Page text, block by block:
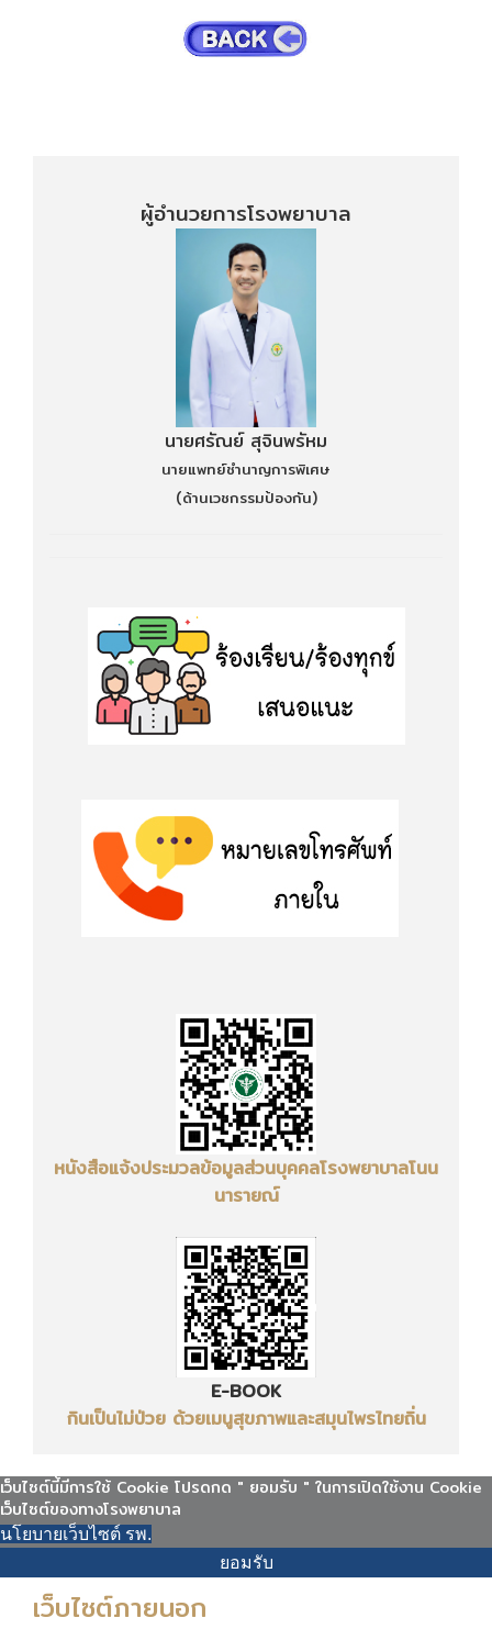
ผู้อำนวยการโรงพยาบาล
นายศรัณย์ สุจินพรัหม
นายแพทย์ชำนาญการพิเศษ
(ด้านเวชกรรมป้องกัน)
หนังสือแจ้งประมวลข้อมูลส่วนบุคคลโรงพยาบาลโนน
นารายณ์
E-BOOK
กินเป็นไม่ป่วย ด้วยเมนูสุขภาพและสมุนไพรไทยถิ่น
เว็บไซต์นี้มีการใช้ Cookie โปรดกด " ยอมรับ " ในการเปิดใช้งาน Cookie
เว็บไซต์ของทางโรงพยาบาล
นโยบายเว็บไซต์ รพ.
ยอมรับ
เว็บไซต์ภายนอก